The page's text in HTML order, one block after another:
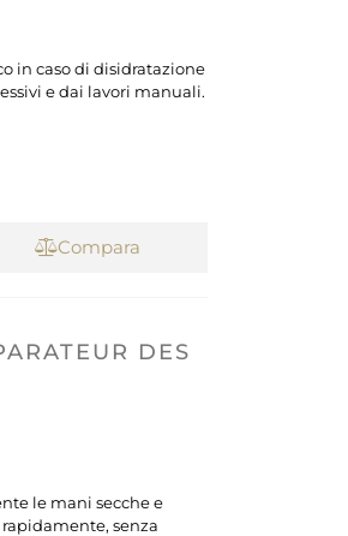
in caso di disidratazione
e dai lavori manuali.
Compara
DES
le mani secche e
senza